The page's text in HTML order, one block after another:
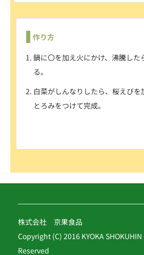
作り方
鍋に〇を加え火にかけ、沸騰した
る。
白菜がしんなりしたら、桜えび
とろみをつけて完成。
株式会社 京果食品
Copyright (C) 2016 KYOKA
Reserved